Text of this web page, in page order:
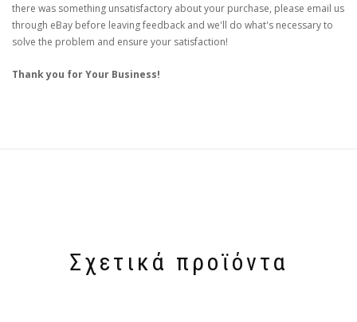
there was something unsatisfactory about your purchase, please email us
through eBay before leaving feedback and we'll do what's necessary to
solve the problem and ensure your satisfaction!
Thank you for Your Business!
Σχετικά προϊόντα